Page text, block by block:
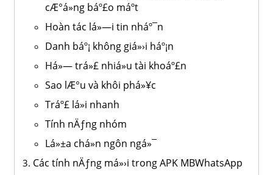
cÆ°á»ng báº£o máº­t
Hoàn tác lá»—i tin nháº¯n
Danh báº¡ không giá»›i háº¡n
Há»— trá»£ nhiá»u tài khoáº£n
Sao lÆ°u và khôi phá»¥c
Tráº£ lá»i nhanh
Tính nÄƒng nhóm
Lá»±a chá»n ngôn ngá»¯
Các tính nÄƒng má»›i trong APK MBWhatsApp